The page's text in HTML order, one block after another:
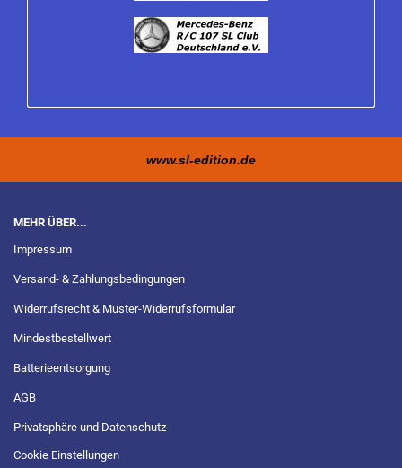
www.sl-edition.de
MEHR ÜBER...
Impressum
Versand- & Zahlungsbedingungen
Widerrufsrecht & Muster-Widerrufsformular
Mindestbestellwert
Batterieentsorgung
AGB
Privatsphäre und Datenschutz
Cookie Einstellungen